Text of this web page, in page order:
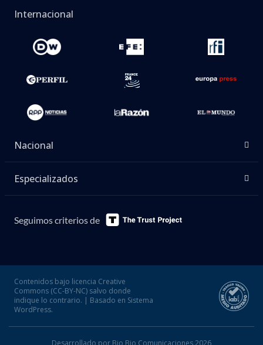
Internacional
Nacional
Especializados
Seguimos criterios de
Contenidos bajo licencia Creative
Commons (CC-BY-NC) salvo donde
indique lo contrario. | Basado en Sistema
WordPress.